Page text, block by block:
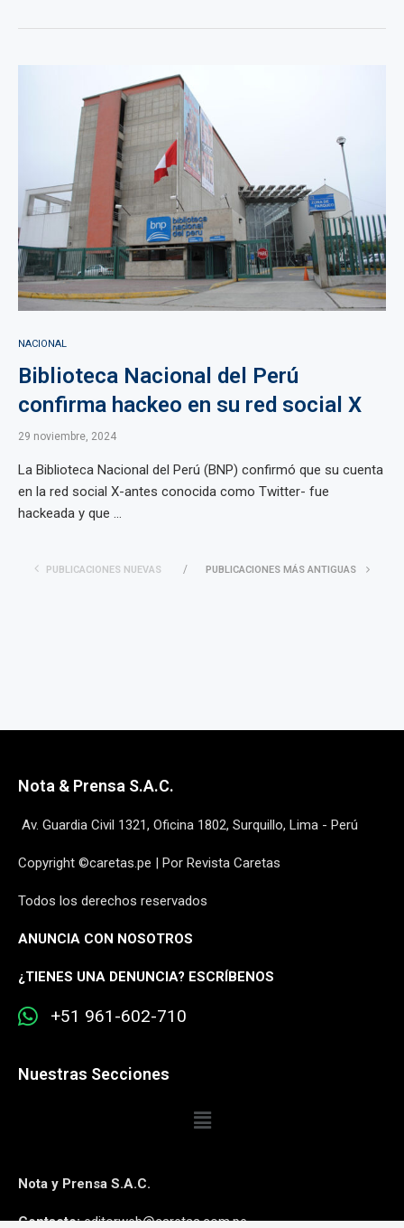
NACIONAL
Biblioteca Nacional del Perú
confirma hackeo en su red social X
29 noviembre, 2024
La Biblioteca Nacional del Perú (BNP) confirmó que su cuenta
en la red social X-antes conocida como Twitter- fue
hackeada y que ...
PUBLICACIONES NUEVAS PUBLICACIONES MÁS ANTIGUAS
Nota & Prensa S.A.C.
Av. Guardia Civil 1321, Oficina 1802, Surquillo, Lima - Perú
Copyright ©caretas.pe | Por Revista Caretas
Todos los derechos reservados
ANUNCIA CON NOSOTROS
¿TIENES UNA DENUNCIA? ESCRÍBENOS
+51 961-602-710
Nuestras Secciones
Nota y Prensa S.A.C.
Contacto:editorweb@caretas.com.pe